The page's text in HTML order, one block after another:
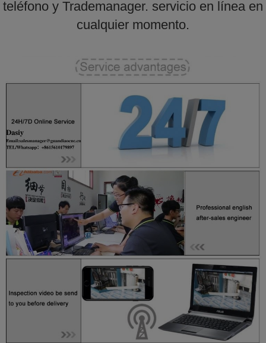
teléfono y Trademanager. servicio en línea en
cualquier momento.